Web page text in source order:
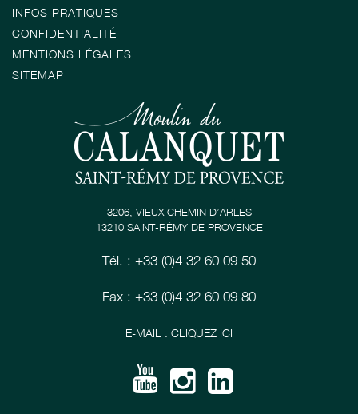
INFOS PRATIQUES
CONFIDENTIALITÉ
MENTIONS LÉGALES
SITEMAP
3206, VIEUX CHEMIN D’ARLES
13210 SAINT-RÉMY DE PROVENCE
Tél. : +33 (0)4 32 60 09 50
Fax : +33 (0)4 32 60 09 80
E-MAIL : CLIQUEZ ICI